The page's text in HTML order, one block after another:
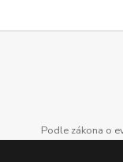
Podle zákona o